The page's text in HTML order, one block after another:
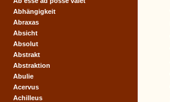
Abhängigkeit
Abraxas
Absicht
Absolut
Abstrakt
Abstraktion
Abulie
Acervus
Achilleus